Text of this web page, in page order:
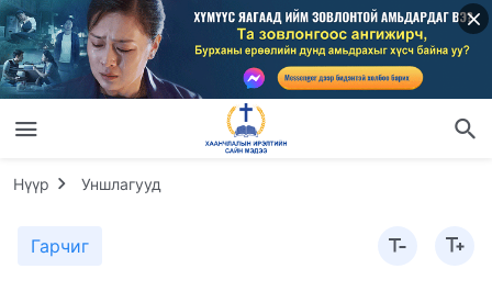
Нүүр Уншлагууд
Гарчиг